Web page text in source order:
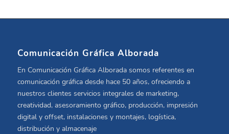
Comunicación Gráfica Alborada
En Comunicación Gráfica Alborada somos referentes en
comunicación gráfica desde hace 50 años, ofreciendo a
nuestros clientes servicios integrales de marketing,
creatividad, asesoramiento gráfico, producción, impresión
digital y offset, instalaciones y montajes, logística,
distribución y almacenaje